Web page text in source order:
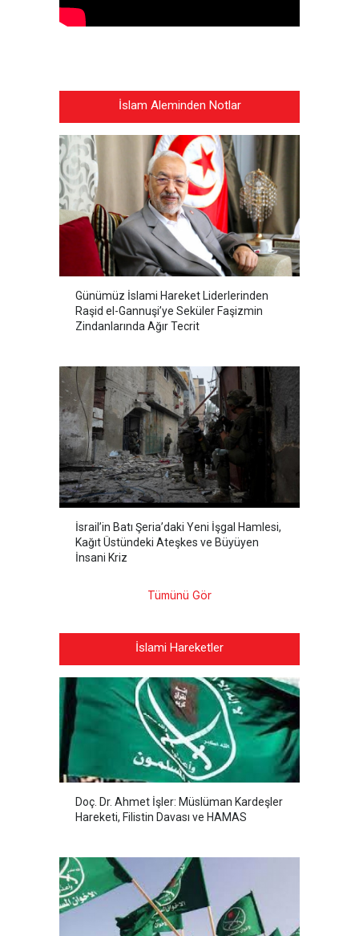
İslam Aleminden Notlar
Günümüz İslami Hareket Liderlerinden
Raşid el-Gannuşi’ye Seküler Faşizmin
Zindanlarında Ağır Tecrit
İsrail’in Batı Şeria’daki Yeni İşgal Hamlesi,
Kağıt Üstündeki Ateşkes ve Büyüyen
İnsani Kriz
Tümünü Gör
İslami Hareketler
Doç. Dr. Ahmet İşler: Müslüman Kardeşler
Hareketi, Filistin Davası ve HAMAS